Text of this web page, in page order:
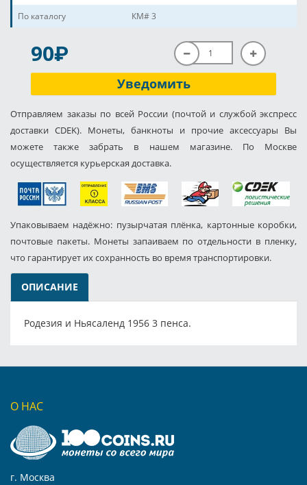
По каталогу
КМ# 3
90P
Уведомить
Отправляем заказы по всей России (почтой и службой экспресс
доставки CDEK). Монеты, банкноты и прочие аксессуары Вы
можете также забрать в нашем магазине. По Москве
осуществляется курьерская доставка.
Упаковываем надёжно: пузырчатая плёнка, картонные коробки,
почтовые пакеты. Монеты запаиваем по отдельности в пленку,
что гарантирует их сохранность во время транспортировки.
ОПИСАНИЕ
Родезия и Ньясаленд 1956 3 пенса.
О НАС
г. Москва